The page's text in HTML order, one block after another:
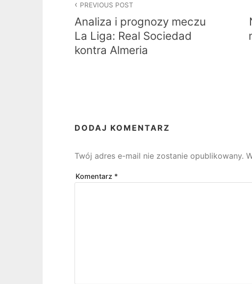
wpisu
PREVIOUS POST
Analiza i prognozy meczu
La Liga: Real Sociedad
kontra Almeria
DODAJ KOMENTARZ
Twój adres e-mail nie zostanie opublikowany.
Komentarz *